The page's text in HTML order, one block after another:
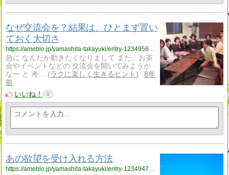
なぜ交流会を？結果は、ひとまず置い
ておく大切さ
急に なんだか動きたくなりまして また、お茶
会やイベントなどの 交流会を開いてみようか
なー と 考…
ラクに楽しく生きるヒント
8年
前
いいね！
0
あの欲望を受け入れる方法